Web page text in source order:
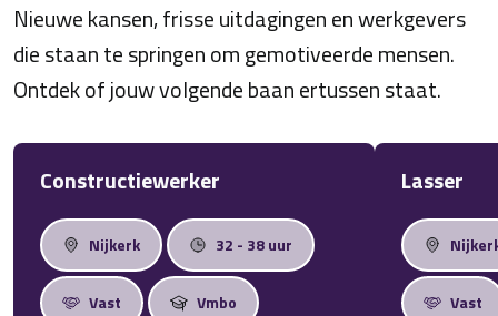
Nieuwe kansen, frisse uitdagingen en werkgevers
die staan te springen om gemotiveerde mensen.
Ontdek of jouw volgende baan ertussen staat.
Constructiewerker
Nijkerk 32 - 38 uur
Vast Vmbo
Lasser
Vast